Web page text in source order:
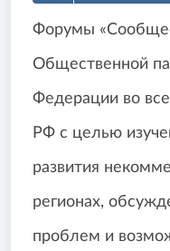
Форумы
Общественной
Федерации во
РФ с целью
развития
регионах,
проблем и